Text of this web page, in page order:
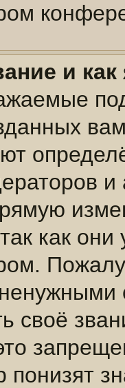
и
как они
своё
понизят